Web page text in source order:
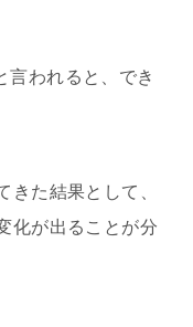
言われると、でき
きた結果として、
化が出ることが分